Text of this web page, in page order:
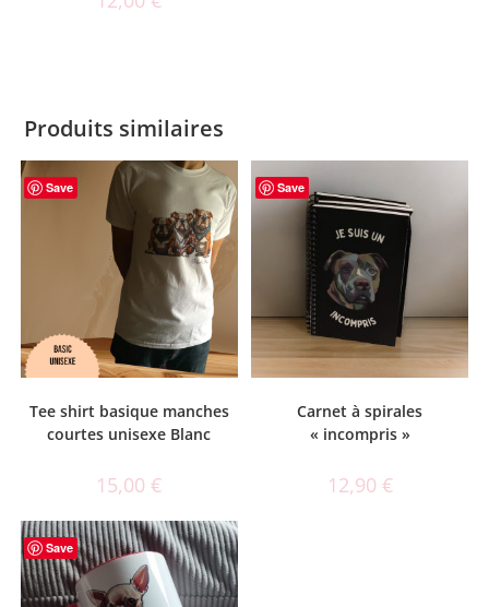
Produits similaires
Save
Tee shirt basique manches
courtes unisexe Blanc
15,00€
Save
Carnet à spirales
« incompris »
12,90 €
Save